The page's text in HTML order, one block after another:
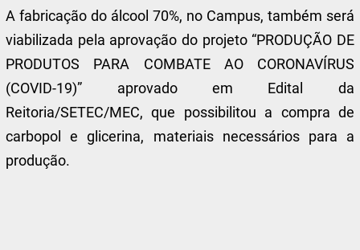
A fabricação do álcool 70%, no Campus, também será
viabilizada pela aprovação do projeto “PRODUÇÃO DE
PRODUTOS PARA COMBATE AO CORONAVÍRUS
(COVID-19)” aprovado em Edital da
Reitoria/SETEC/MEC, que possibilitou a compra de
carbopol e glicerina, materiais necessários para a
produção.